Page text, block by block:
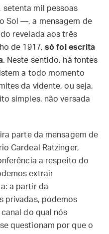
mil pessoas
Sol —, a mensagem de
revelada aos três
de 1917,só foi escrita
. Neste sentido, há fontes
a todo momento
da vidente, ou seja,
simples, não versada
parte da mensagem de
Cardeal Ratzinger,
a respeito do
extrair
a partir da
privadas, podemos
do qual nós
questionam por que o